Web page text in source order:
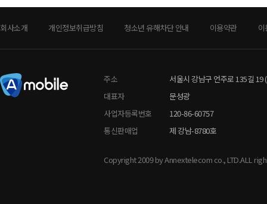
회사소개 개인정보취급방침 청소년 유해차단 안내 이용약관
주소
서울시 강남구 언주로 135길 19
대표자
문성광
사업자등록번호
120-86-60757
통신판매업
제 강남-8780호
Copyright 2009 by Annextelecom co., LTD.ALL